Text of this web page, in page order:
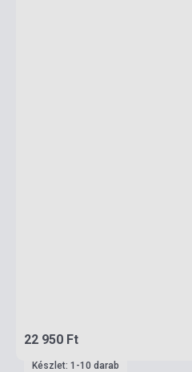
22 950 Ft
Készlet: 1-10 darab